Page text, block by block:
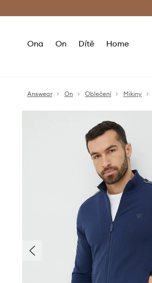
Ona On Dítě Home
Answear On Oblečení Mikiny